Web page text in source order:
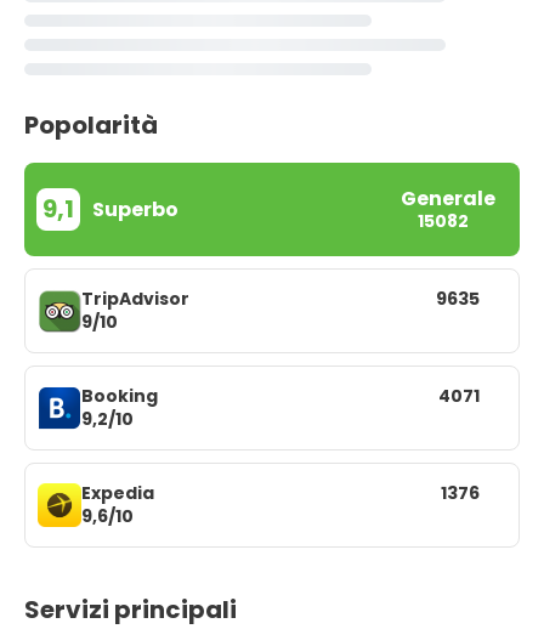
Popolarità
9,1 Superbo Generale
15082
TripAdvisor
9/10
9635
Booking
9,2/10
4071
Expedia
9,6/10
1376
Servizi principali